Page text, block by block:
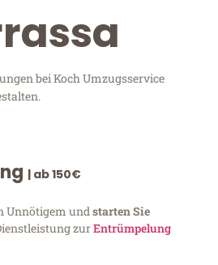
bei Koch Umzugsservice
| ab 150€
Unnötigem und starten Sie
zurEntrümpelung